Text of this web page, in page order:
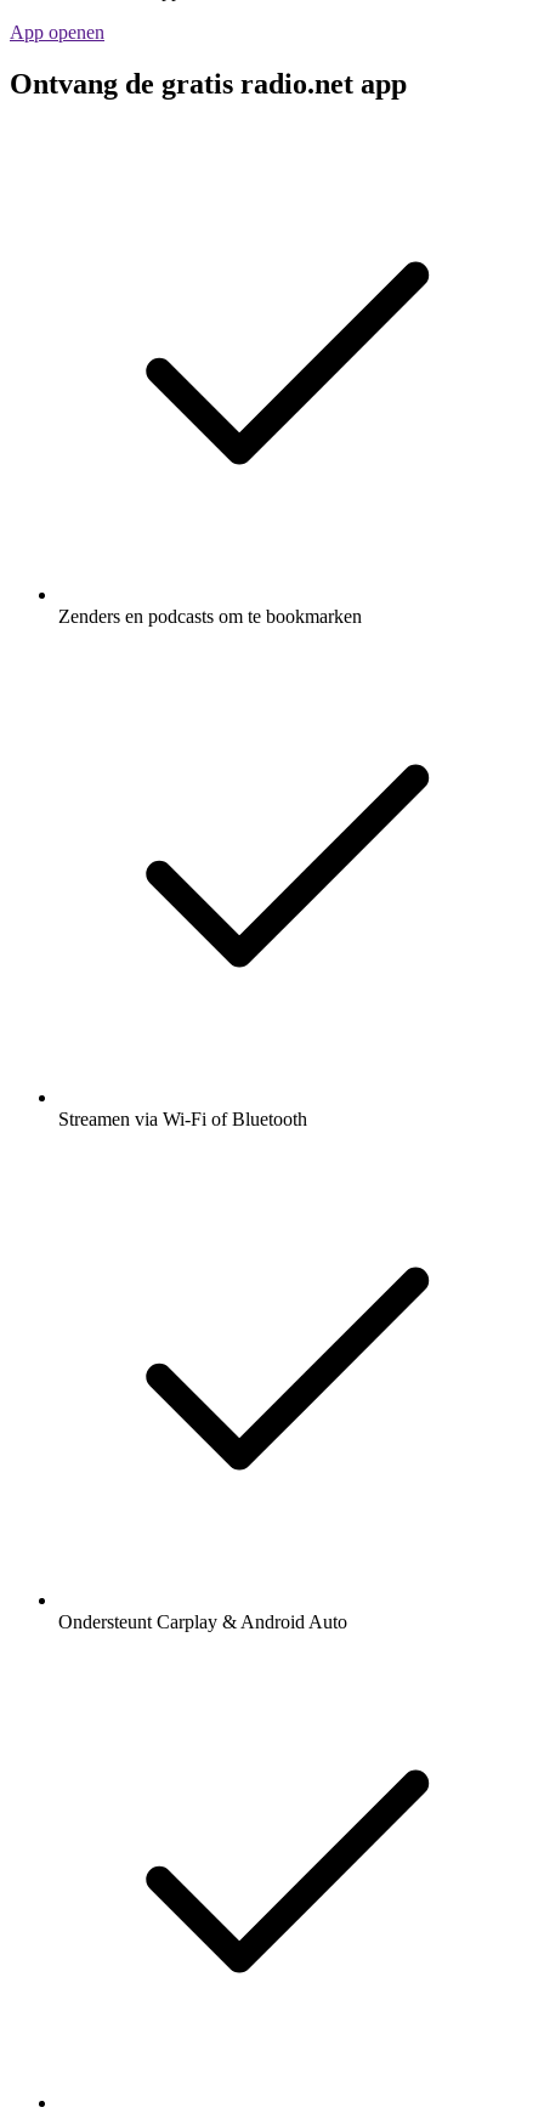
App openen
Ontvang de gratis radio.net app
Zenders en podcasts om te bookmarken
Streamen via Wi-Fi of Bluetooth
Ondersteunt Carplay & Android Auto